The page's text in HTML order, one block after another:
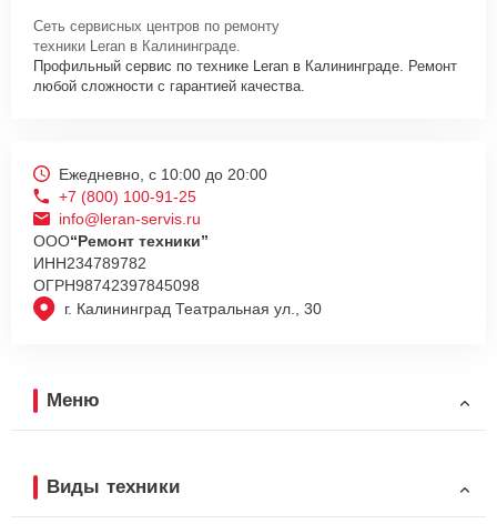
Сеть сервисных центров по ремонту
техники Leran в Калининграде.
Профильный сервис по технике Leran в Калининграде. Ремонт
любой сложности с гарантией качества.
г. Калининград Театральная ул., 30
Ежедневно, с 10:00 до 20:00
+7 (800) 100-91-25
info@leran-servis.ru
ООО“Ремонт техники”
ИНН234789782
ОГРН98742397845098
Меню
Виды техники